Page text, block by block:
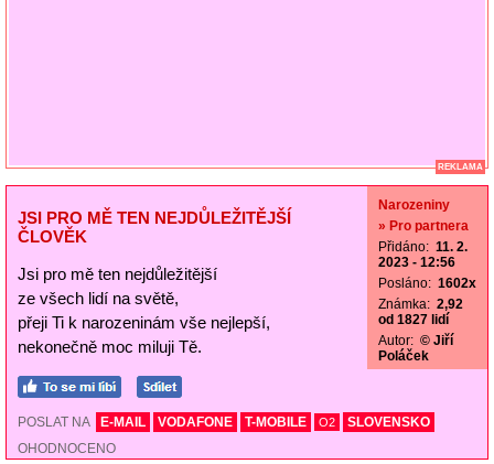
REKLAMA
JSI PRO MĚ TEN NEJDŮLEŽITĚJŠÍ
ČLOVĚK
Jsi pro mě ten nejdůležitější
ze všech lidí na světě,
přeji Ti k narozeninám vše nejlepší,
nekonečně moc miluji Tě.
Narozeniny
» Pro partnera
Přidáno: 11. 2.
2023 - 12:56
Posláno: 1602x
Známka: 2,92
od 1827 lidí
Autor: © Jiří
Poláček
POSLAT NA E-MAIL VODAFONE T-MOBILE O2
SLOVENSKO
OHODNOCENO